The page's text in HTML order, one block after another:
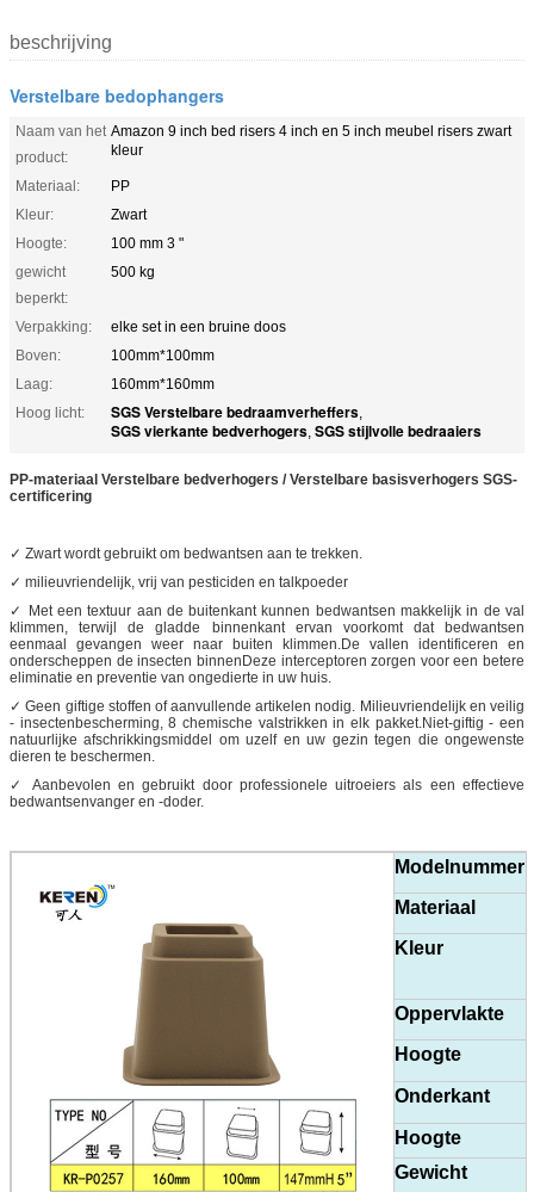
beschrijving
Verstelbare bedophangers
Naam van het
product:
Amazon 9 inch bed risers 4 inch en 5 inch meubel risers zwart
kleur
Materiaal:
PP
Kleur:
Zwart
Hoogte:
100 mm 3 "
gewicht
beperkt:
500 kg
Verpakking:
elke set in een bruine doos
Boven:
100mm*100mm
Laag:
160mm*160mm
Hoog licht:
SGS Verstelbare bedraamverheffers,
SGS vierkante bedverhogers, SGS stijlvolle bedraaiers
PP-materiaal Verstelbare bedverhogers / Verstelbare basisverhogers SGS-
certificering
✓ Zwart wordt gebruikt om bedwantsen aan te trekken.
✓ milieuvriendelijk, vrij van pesticiden en talkpoeder
✓ Met een textuur aan de buitenkant kunnen bedwantsen makkelijk in de val
klimmen, terwijl de gladde binnenkant ervan voorkomt dat bedwantsen
eenmaal gevangen weer naar buiten klimmen.De vallen identificeren en
onderscheppen de insecten binnenDeze interceptoren zorgen voor een betere
eliminatie en preventie van ongedierte in uw huis.
✓ Geen giftige stoffen of aanvullende artikelen nodig. Milieuvriendelijk en veilig
- insectenbescherming, 8 chemische valstrikken in elk pakket.Niet-giftig - een
natuurlijke afschrikkingsmiddel om uzelf en uw gezin tegen die ongewenste
dieren te beschermen.
✓ Aanbevolen en gebruikt door professionele uitroeiers als een effectieve
bedwantsenvanger en -doder.
Modelnummer
Materiaal
Kleur
Oppervlakte
Hoogte
Onderkant
Hoogte
Gewicht